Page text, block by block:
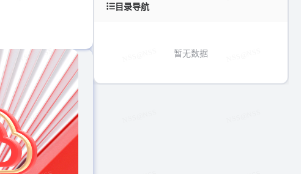
目录导航
暂无数据